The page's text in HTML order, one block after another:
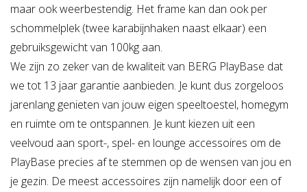
maar ook weerbestendig. Het frame kan dan ook per
schommelplek (twee karabijnhaken naast elkaar) een
gebruiksgewicht van 100kg aan.
We zijn zo zeker van de kwaliteit van BERG PlayBase dat
we tot 13 jaar garantie aanbieden. Je kunt dus zorgeloos
jarenlang genieten van jouw eigen speeltoestel, homegym
en ruimte om te ontspannen. Je kunt kiezen uit een
veelvoud aan sport-, spel- en lounge accessoires om de
PlayBase precies af te stemmen op de wensen van jou en
je gezin. De meest accessoires zijn namelijk door een of